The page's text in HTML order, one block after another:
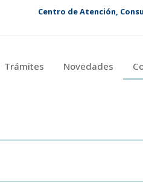
Centro de Atención,
Trámites Novedades